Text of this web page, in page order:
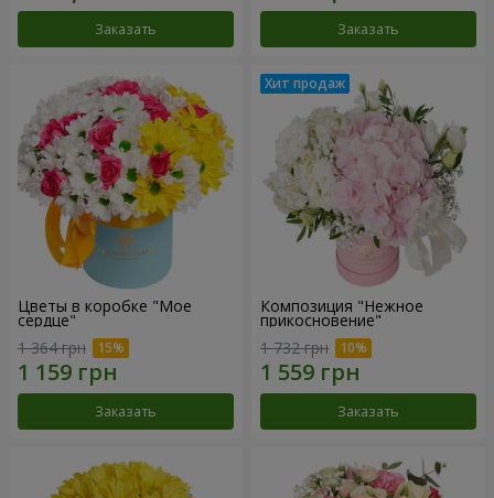
Заказать Заказать
Цветы в коробке "Мое
сердце"
1 364 грн
Заказать
Композиция "Нежное
прикосновение"
1 732 грн
Заказать